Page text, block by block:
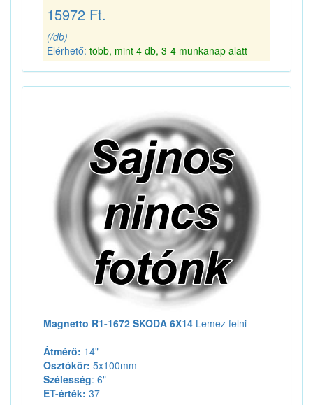
15972 Ft.
(/db)
Elérhető: több, mint 4 db, 3-4 munkanap alatt
Magnetto R1-1672 SKODA 6X14 Lemez felni
Átmérő: 14"
Osztókör: 5x100mm
Szélesség: 6"
ET-érték: 37